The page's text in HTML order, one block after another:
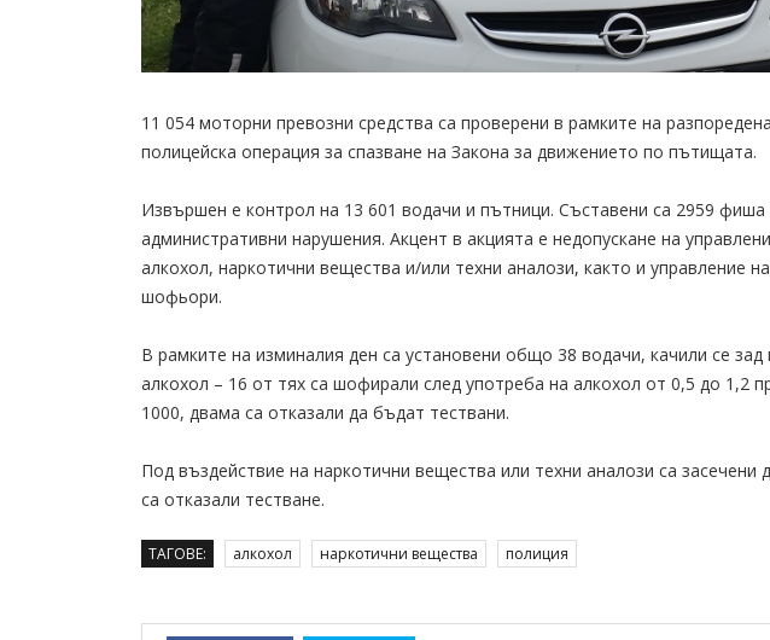
11 054 моторни превозни средства са проверени в рамките на
полицейска операция за спазване на Закона за движението по пътищата.
Извършен е контрол на 13 601 водачи и пътници. Съставени са 2959 фиша
административни нарушения. Акцент в акцията е недопускане на
алкохол, наркотични вещества и/или техни аналози, както и управление
шофьори.
В рамките на изминалия ден са установени общо 38 водачи, качили се зад
алкохол – 16 от тях са шофирали след употреба на алкохол от 0,5 до 1,2
1000, двама са отказали да бъдат тествани.
Под въздействие на наркотични вещества или техни аналози са
са отказали тестване.
ТАГОВЕ: алкохол наркотични вещества полиция